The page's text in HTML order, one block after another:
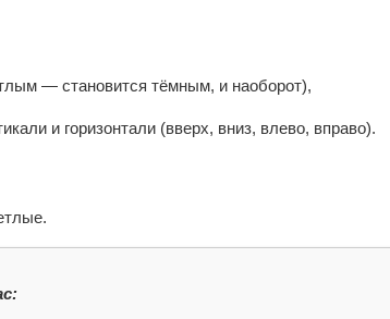
— становится тёмным, и наоборот),
и горизонтали (вверх, вниз, влево, вправо).